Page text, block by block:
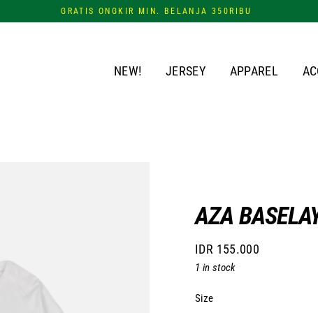
GRATIS ONGKIR MIN. BELANJA 350RIBU
NEW! JERSEY APPAREL
AZA
Regular
price
IDR 155.000
1 in stock
Size